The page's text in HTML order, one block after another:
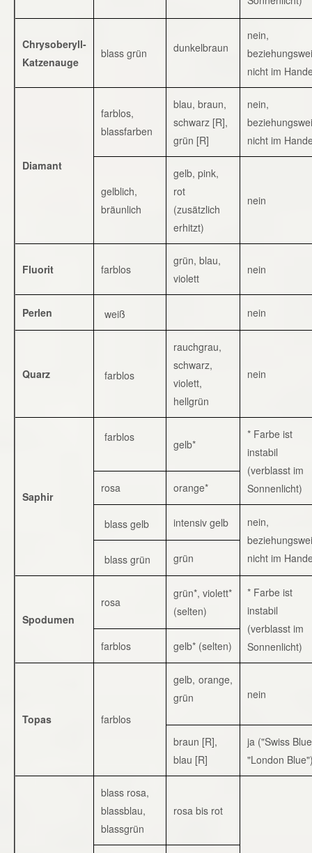
Chrysoberyll-
Katzenauge
blass grün dunkelbraun
nein,
nicht im
Diamant
farblos,
blassfarben
blau, braun,
schwarz [R],
grün [R]
nein,
nicht im
gelblich,
bräunlich
gelb, pink,
rot
(zusätzlich
erhitzt)
nein
Fluorit farblos
grün, blau,
violett
nein
Perlen weiß nein
Quarz farblos
rauchgrau,
schwarz,
violett,
hellgrün
nein
Saphir
farblos
gelb*
* Farbe ist
instabil
(verblasst im
Sonnenlicht)
rosa orange*
blass gelb intensiv gelb
nein,
nicht im
blass grün grün
Spodumen
rosa
grün*, violett*
(selten)
* Farbe ist
instabil
(verblasst im
Sonnenlicht)
farblos gelb* (selten)
Topas farblos
gelb, orange,
grün
nein
braun [R],
blau [R]
ja ("Swiss
"London
blass rosa,
blassblau,
blassgrün
rosa bis rot